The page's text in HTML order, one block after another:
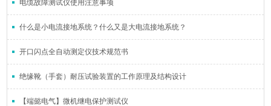
电缆故障测试仪使用注意事项
什么是小电流接地系统？什么又是大电流接地系统？
开口闪点全自动测定仪技术规范书
绝缘靴（手套）耐压试验装置的工作原理及结构设计
【端懿电气】微机继电保护测试仪